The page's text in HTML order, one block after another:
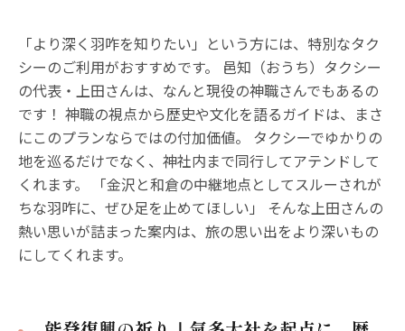
「より深く羽咋を知りたい」という方には、特別なタク
シーのご利用がおすすめです。 邑知（おうち）タクシー
の代表・上田さんは、なんと現役の神職さんでもあるの
です！ 神職の視点から歴史や文化を語るガイドは、まさ
にこのプランならではの付加価値。 タクシーでゆかりの
地を巡るだけでなく、神社内まで同行してアテンドして
くれます。 「金沢と和倉の中継地点としてスルーされが
ちな羽咋に、ぜひ足を止めてほしい」 そんな上田さんの
熱い思いが詰まった案内は、旅の思い出をより深いもの
にしてくれます。